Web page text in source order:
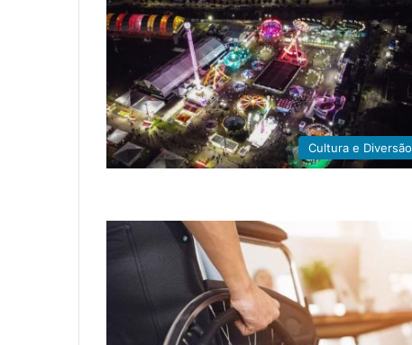
Cultura e Diversão